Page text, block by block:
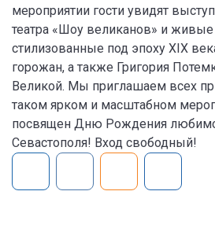
мероприятии гости увидят
театра «Шоу великанов» и живые
стилизованные под эпоху XIX
горожан, а также Григория
Великой. Мы приглашаем всех
таком ярком и масштабном
посвящен Дню Рождения
Севастополя! Вход свободный!